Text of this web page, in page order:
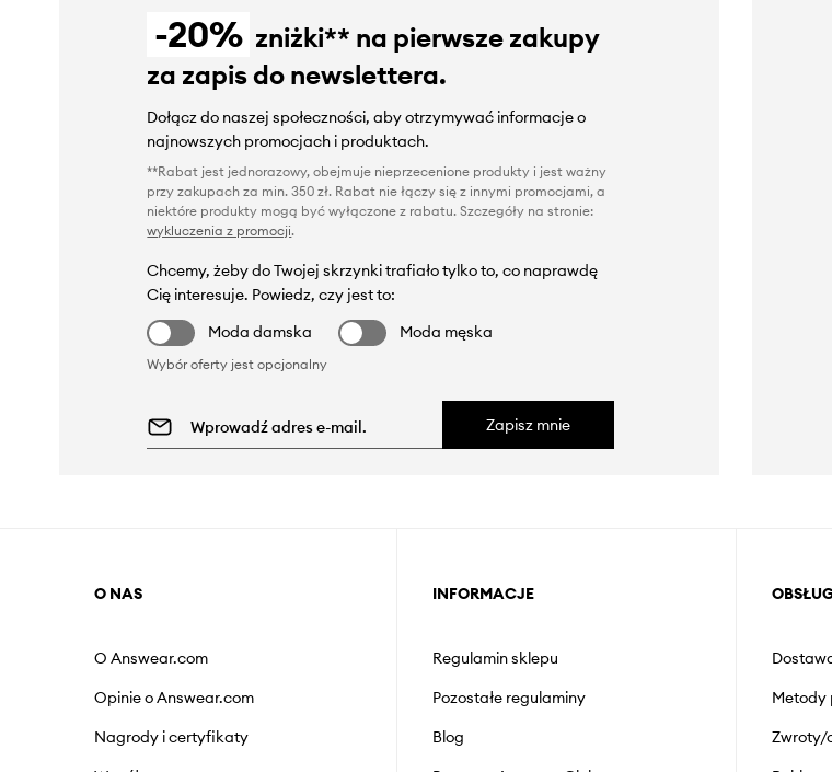
-20% zniżki** na pierwsze zakupy
za zapis do newslettera.
Dołącz do naszej społeczności, aby otrzymywać informacje o
najnowszych promocjach i produktach.
**Rabat jest jednorazowy, obejmuje nieprzecenione produkty i jest ważny
przy zakupach za min. 350 zł. Rabat nie łączy się z innymi promocjami, a
niektóre produkty mogą być wyłączone z rabatu. Szczegóły na stronie:
wykluczenia z promocji.
Chcemy, żeby do Twojej skrzynki trafiało tylko to, co naprawdę
Cię interesuje. Powiedz, czy jest to:
Moda damska
Moda męska
Wybór oferty jest opcjonalny
Zapisz mnie
O NAS
O Answear.com
Opinie o Answear.com
Nagrody i certyfikaty
INFORMACJE
Regulamin sklepu
Pozostałe regulaminy
Blog
Metody
Zwroty/